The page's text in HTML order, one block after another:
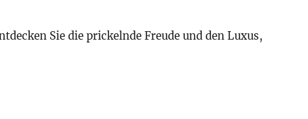
Sie die prickelnde Freude und den Luxus,